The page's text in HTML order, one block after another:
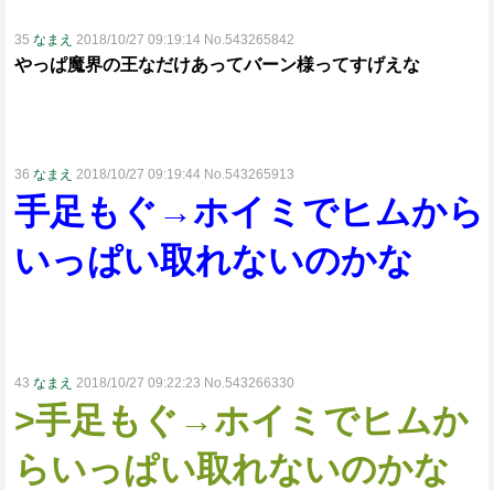
35 なまえ 2018/10/27 09:19:14 No.543265842
やっぱ魔界の王なだけあってバーン様ってすげえな
36 なまえ 2018/10/27 09:19:44 No.543265913
手足もぐ→ホイミでヒムから
いっぱい取れないのかな
43 なまえ 2018/10/27 09:22:23 No.543266330
>手足もぐ→ホイミでヒムか
らいっぱい取れないのかな